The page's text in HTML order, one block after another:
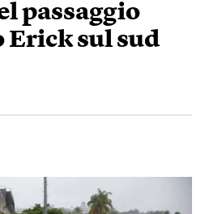
passaggio
Erick sul sud